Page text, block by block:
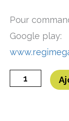
Pour
Google play:
quantité